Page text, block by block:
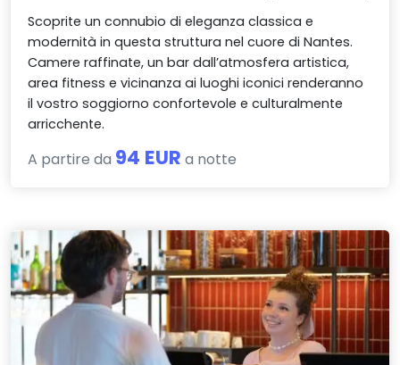
Scoprite un connubio di eleganza classica e
modernità in questa struttura nel cuore di Nantes.
Camere raffinate, un bar dall’atmosfera artistica,
area fitness e vicinanza ai luoghi iconici renderanno
il vostro soggiorno confortevole e culturalmente
arricchente.
A partire da 94 EUR a notte